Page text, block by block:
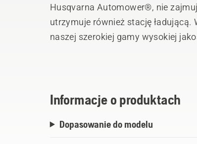
Husqvarna Automower®, nie
utrzymuje również stację
naszej szerokiej gamy wysokiej
Informacje o produktach
Dopasowanie do modelu